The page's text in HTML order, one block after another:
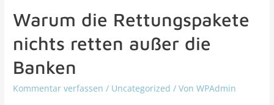
Warum die Rettungspakete
nichts retten außer die
Banken
Kommentar verfassen / Uncategorized / VonWPAdmin